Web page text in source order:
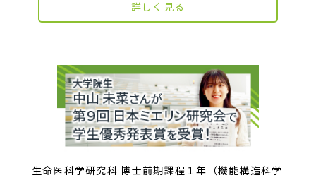
詳しく見る
生命医科学研究科 博士前期課程１年（機能構造科学